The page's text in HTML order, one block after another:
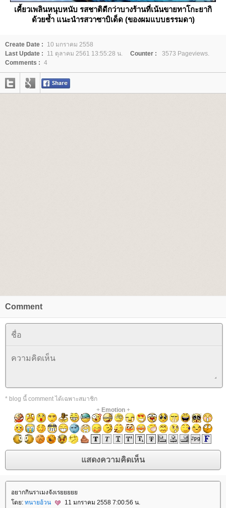
เคี้ยวเพลินหนุบหนับ รสชาติดีกว่าบางร้านที่เน้นขายทาโกะยากิ
ด้วยซ้ำ แนะนำรสวาซาบิเด็ด (ของผมแบบธรรมดา)
Create Date :
10 มกราคม 2558
Last Update :
11 ตุลาคม 2561 13:55:28 น. Counter :
3573 Pageviews.
Comments : 4
Comment
* blog นี้ comment ได้เฉพาะสมาชิก
+ Emotion+
อยากกินราเมงจังเร
ดย: ทนายอ้วน 11 มกราคม 2558 7:00:56 น.